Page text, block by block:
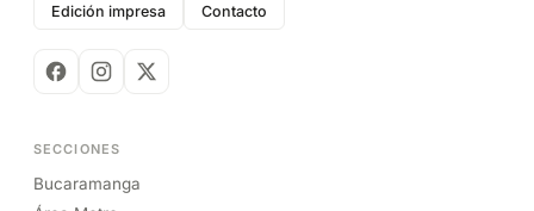
Edición impresa Contacto
SECCIONES
Bucaramanga